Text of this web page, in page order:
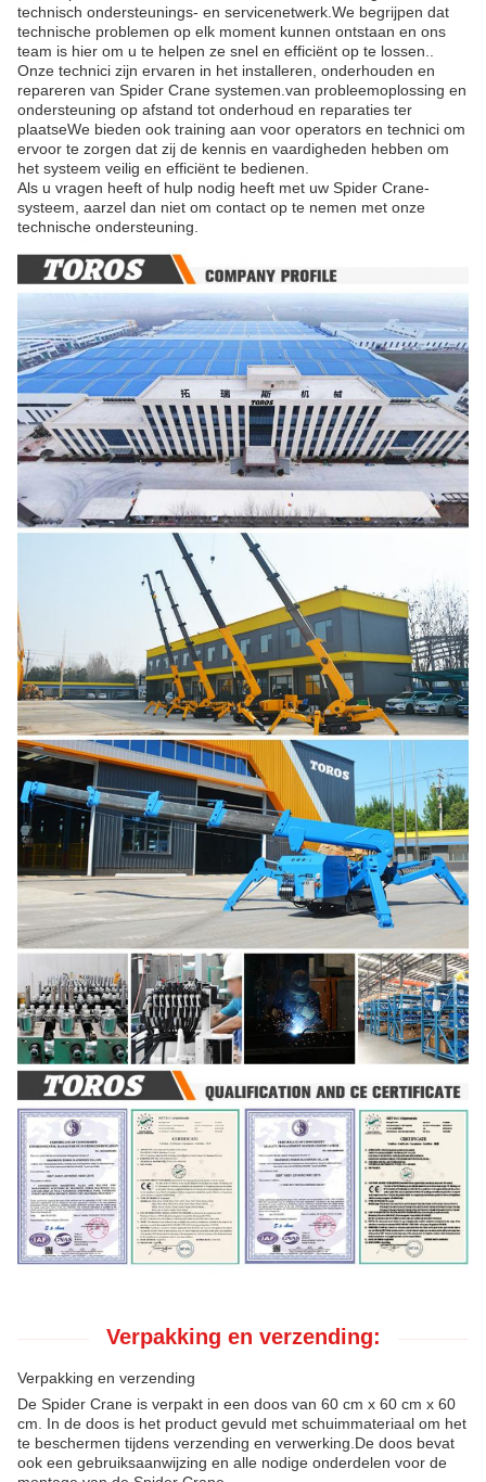
technisch ondersteunings- en servicenetwerk.We begrijpen dat
technische problemen op elk moment kunnen ontstaan en ons
team is hier om u te helpen ze snel en efficiënt op te lossen..
Onze technici zijn ervaren in het installeren, onderhouden en
repareren van Spider Crane systemen.van probleemoplossing en
ondersteuning op afstand tot onderhoud en reparaties ter
plaatseWe bieden ook training aan voor operators en technici om
ervoor te zorgen dat zij de kennis en vaardigheden hebben om
het systeem veilig en efficiënt te bedienen.
Als u vragen heeft of hulp nodig heeft met uw Spider Crane-
systeem, aarzel dan niet om contact op te nemen met onze
technische ondersteuning.
Verpakking en verzending:
Verpakking en verzending
De Spider Crane is verpakt in een doos van 60 cm x 60 cm x 60
cm. In de doos is het product gevuld met schuimmateriaal om het
te beschermen tijdens verzending en verwerking.De doos bevat
ook een gebruiksaanwijzing en alle nodige onderdelen voor de